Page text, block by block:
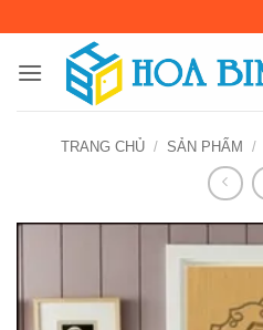
nội
TRANG CHỦ / SẢN PHẨM /